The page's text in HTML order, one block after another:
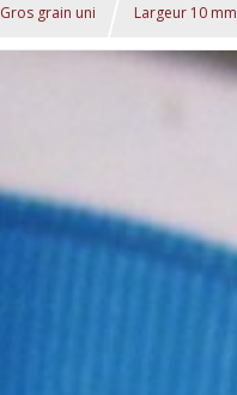
Gros grain uni Largeur 10 mm